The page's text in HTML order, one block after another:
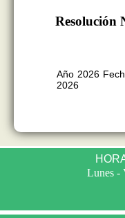
Resolución
Año 2026
2026
Lunes -